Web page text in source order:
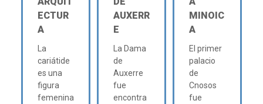
ECTUR
A
La
cariátide
es una
figura
femenina
AUXERR
E
La Dama
de
Auxerre
fue
encontra
MINOIC
A
El primer
palacio
de
Cnosos
fue